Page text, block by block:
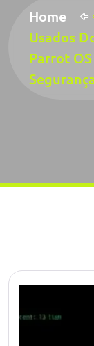
Home
Usados
Parrot